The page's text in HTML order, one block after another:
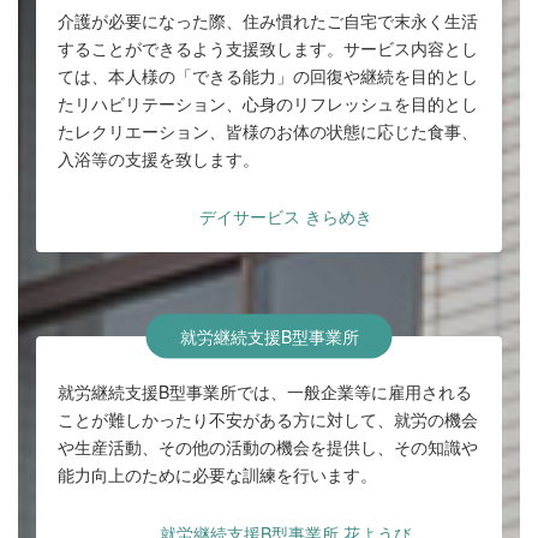
介護が必要になった際、住み慣れたご自宅で末永く生活
することができるよう支援致します。サービス内容とし
ては、本人様の「できる能力」の回復や継続を目的とし
たリハビリテーション、心身のリフレッシュを目的とし
たレクリエーション、皆様のお体の状態に応じた食事、
入浴等の支援を致します。
デイサービス きらめき
就労継続支援B型事業所
就労継続支援B型事業所では、一般企業等に雇用される
ことが難しかったり不安がある方に対して、就労の機会
や生産活動、その他の活動の機会を提供し、その知識や
能力向上のために必要な訓練を行います。
就労継続支援B型事業所 花ようび